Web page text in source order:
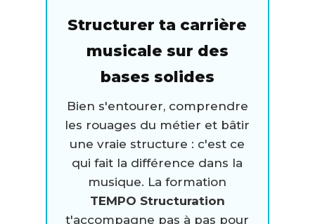
Structurer ta carrière
musicale sur des
bases solides
Bien s'entourer, comprendre
les rouages du métier et bâtir
une vraie structure : c'est ce
qui fait la différence dans la
musique. La formation
TEMPO Structuration
t'accompagne pas à pas pour